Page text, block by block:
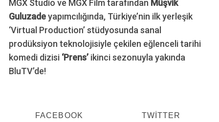
MGX Studio ve MGX Film tarafından Müşvik
Guluzadeyapımcılığında, Türkiye’nin ilk yerleşik
‘Virtual Production’ stüdyosunda sanal
prodüksiyon teknolojisiyle çekilen eğlenceli tarihi
komedi dizisi ‘Prens’ ikinci sezonuyla yakında
BluTV’de!
FACEBOOK TWITTER